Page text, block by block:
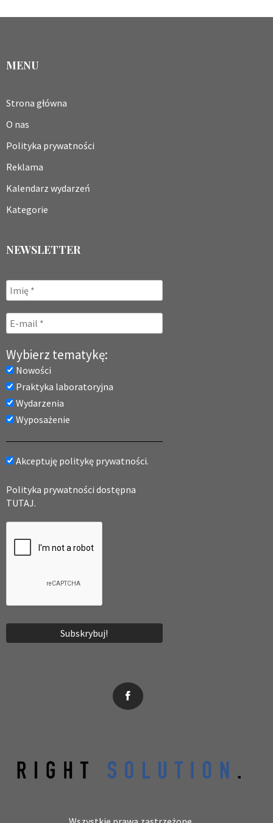
MENU
Strona główna
O nas
Polityka prywatności
Reklama
Kalendarz wydarzeń
Kategorie
NEWSLETTER
Wybierz tematykę:
Nowości
Praktyka laboratoryjna
Wydarzenia
Wyposażenie
Akceptuję politykę prywatności.
Polityka prywatności dostępna
TUTAJ.